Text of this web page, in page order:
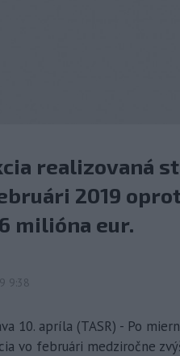
realizovaná
2019
milióna eur.
9:38
10. apríla (TASR) - Po
vo februári medziročne